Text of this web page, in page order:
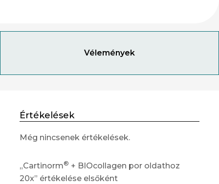
Vélemények
Értékelések
Még nincsenek értékelések.
„Cartinorm® + BIOcollagen por oldathoz
20x” értékelése elsőként